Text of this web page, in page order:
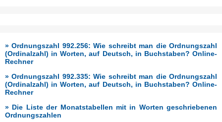
» Ordnungszahl 992.256: Wie schreibt man die Ordnungszahl
(Ordinalzahl) in Worten, auf Deutsch, in Buchstaben? Online-
Rechner
» Ordnungszahl 992.335: Wie schreibt man die Ordnungszahl
(Ordinalzahl) in Worten, auf Deutsch, in Buchstaben? Online-
Rechner
» Die Liste der Monatstabellen mit in Worten geschriebenen
Ordnungszahlen